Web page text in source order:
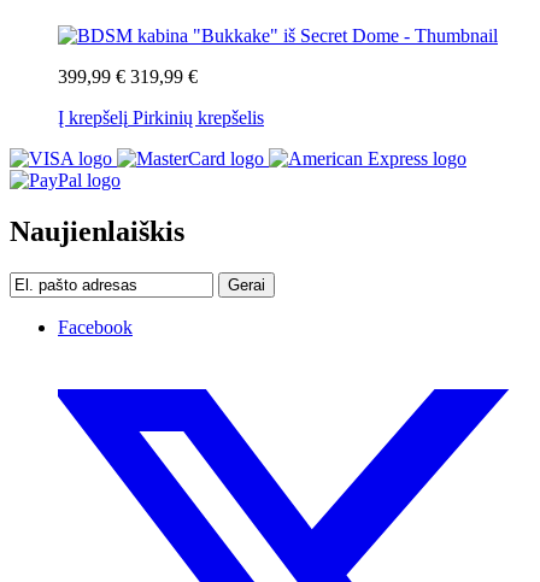
399,99 € 319,99 €
Į krepšelį Pirkinių krepšelis
Naujienlaiškis
Gerai
Facebook